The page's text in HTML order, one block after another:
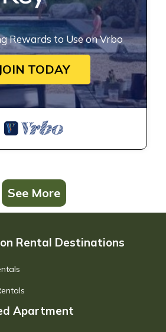
Rewards to Use on Vrbo
JOIN TODAY
See More
Rental Destinations
Apartment